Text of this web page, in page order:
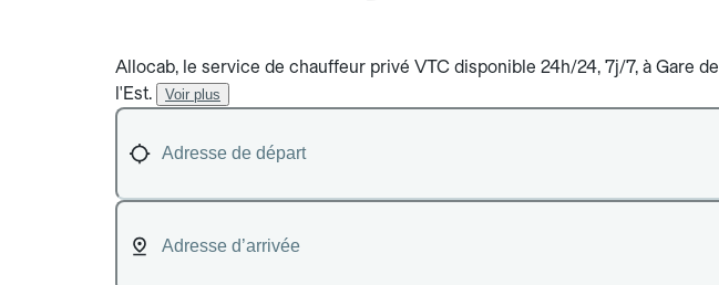
Allocab, le service de chauffeur privé VTC disponible 24h/24, 7j/7, à Gare de
l'Est.
Voir plus